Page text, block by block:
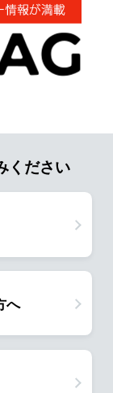
ください
へ